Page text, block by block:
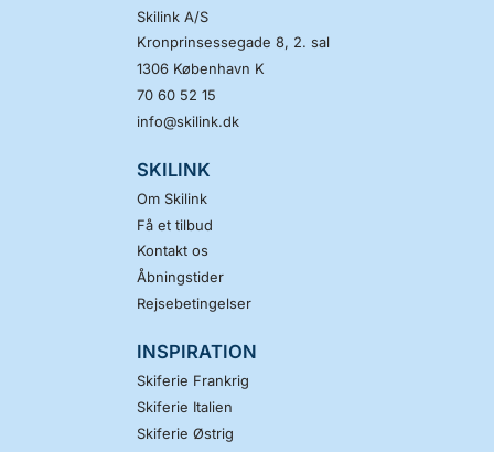
Skilink A/S
Kronprinsessegade 8, 2. sal
1306 København K
70 60 52 15
info@skilink.dk
SKILINK
Om Skilink
Få et tilbud
Kontakt os
Åbningstider
Rejsebetingelser
INSPIRATION
Skiferie Frankrig
Skiferie Italien
Skiferie Østrig